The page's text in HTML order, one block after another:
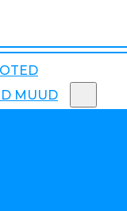
MUUD